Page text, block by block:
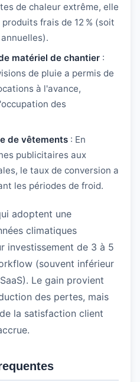
de chaleur extrême, elle
frais de 12 % (soit
matériel de chantier :
de pluie a permis de
à l'avance,
des
de vêtements : En
publicitaires aux
le taux de conversion a
les périodes de froid.
adoptent une
climatiques
investissement de 3 à 5
(souvent inférieur
Le gain provient
des pertes, mais
la satisfaction client